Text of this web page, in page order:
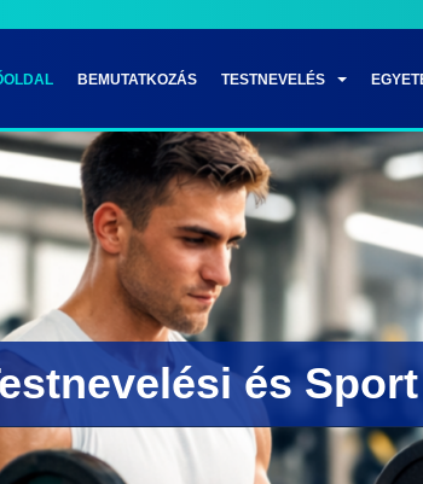
BEMUTATKOZÁS TESTNEVELÉS
és